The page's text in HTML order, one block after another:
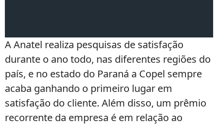
A Anatel realiza pesquisas de satisfação
durante o ano todo, nas diferentes regiões do
país, e no estado do Paraná a Copel sempre
acaba ganhando o primeiro lugar em
satisfação do cliente. Além disso, um prêmio
recorrente da empresa é em relação ao